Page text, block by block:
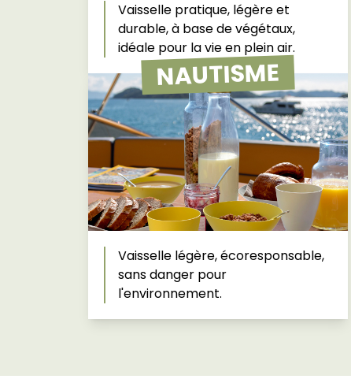
Vaisselle pratique, légère et
durable, à base de végétaux,
idéale pour la vie en plein air.
NAUTISME
Vaisselle légère, écoresponsable,
sans danger pour
l'environnement.